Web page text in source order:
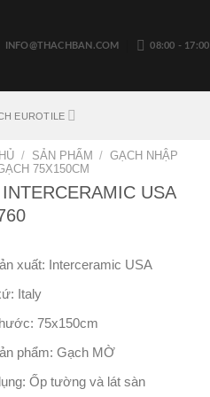
INFO@THACHBAN.COM 08:00 - 17:00
EUROTILE
/ SẢN PHẨM / GẠCH NHẬP
75X150CM
USA
xuất: Interceramic USA
Italy
75x150cm
phẩm: Gạch MỜ
Ốp tường và lát sàn